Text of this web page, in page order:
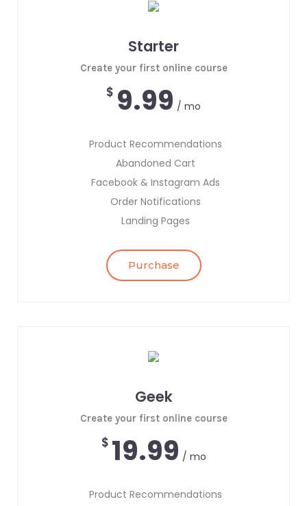
Starter
Create your first online course
$ 9.99 / mo
Product Recommendations
Abandoned Cart
Facebook & Instagram Ads
Order Notifications
Landing Pages
Purchase
Geek
Create your first online course
$ 19.99 / mo
Product Recommendations